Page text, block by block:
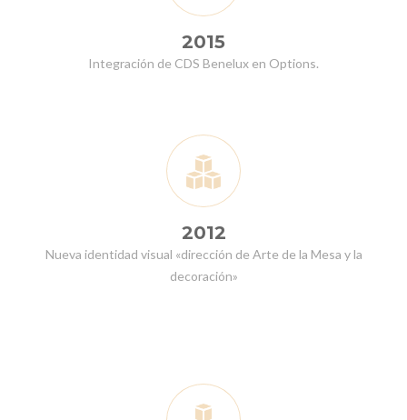
2015
Integración de CDS Benelux en Options.
2012
Nueva identidad visual «dirección de Arte de la Mesa y la
decoración»